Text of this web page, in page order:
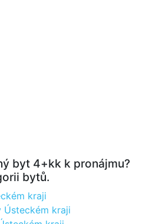
byt 4+kk k pronájmu?
bytů.
kraji
Ústeckém kraji